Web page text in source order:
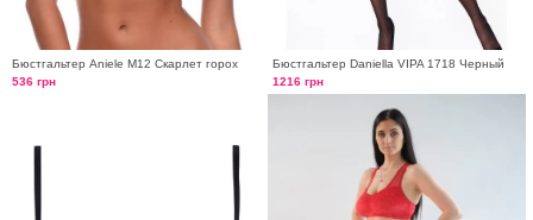
Бюстгальтер Aniele М12 Скарлет горох
536 грн
Бюстгальтер Daniella VIPA 1718 Черный
1216 грн